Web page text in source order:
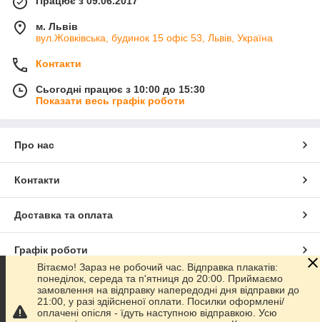
м. Львів
вул.Жовківська, будинок 15 офіс 53, Львів, Україна
Контакти
Сьогодні працює з 10:00 до 15:30
Показати весь графік роботи
Про нас
Контакти
Доставка та оплата
Графік роботи
Повна версія сайту
Вітаємо! Зараз не робочий час. Відправка плакатів:
понеділок, середа та п'ятниця до 20:00. Приймаємо
замовлення на відправку напередодні дня відправки до
21:00, у разі здійсненої оплати. Посилки оформлені/
оплачені опісля - їдуть наступною відправкою. Усю